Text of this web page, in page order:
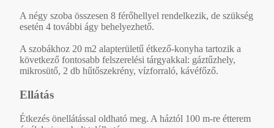
A négy szoba összesen 8 férőhellyel rendelkezik, de szükség
esetén 4 további ágy behelyezhető.
A szobákhoz 20 m2 alapterületű étkező-konyha tartozik a
következő fontosabb felszerelési tárgyakkal: gáztűzhely,
mikrosütő, 2 db hűtőszekrény, vízforraló, kávéfőző.
Ellátás
Étkezés önellátással oldható meg. A háztól 100 m-re étterem